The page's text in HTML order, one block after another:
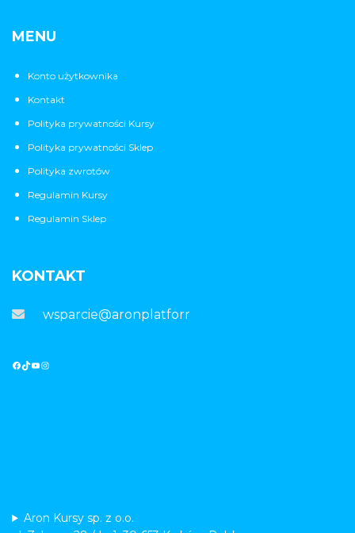
MENU
Konto użytkownika
Kontakt
Polityka prywatności Kursy
Polityka prywatności Sklep
Polityka zwrotów
Regulamin Kursy
Regulamin Sklep
KONTAKT
wsparcie@aronplatforma.pl
Aron Kursy sp. z o.o.